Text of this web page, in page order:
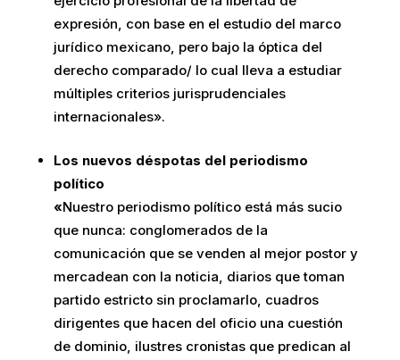
expresión, con base en el estudio del marco
jurídico mexicano, pero bajo la óptica del
derecho comparado/ lo cual lleva a estudiar
múltiples criterios jurisprudenciales
internacionales».
Los nuevos déspotas del periodismo
político
«Nuestro periodismo político está más sucio
que nunca: conglomerados de la
comunicación que se venden al mejor postor y
mercadean con la noticia, diarios que toman
partido estricto sin proclamarlo, cuadros
dirigentes que hacen del oficio una cuestión
de dominio, ilustres cronistas que predican al